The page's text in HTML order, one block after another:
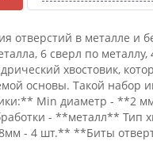
отверстий в металле и
6 сверл по
хвостовик,
основы. Такой набор
Min диаметр - **2
- **металл** Тип
- 4 шт.** **Биты